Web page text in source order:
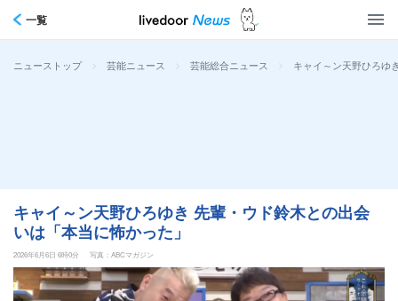
一覧
ニューストップ > 芸能ニュース > 芸能総合ニュース > キャイ～ン天野ひろゆ
キャイ～ン天野ひろゆき 先輩・ウド鈴木との出会
いは「本当に怖かった」
2026年6月6日 6時0分 写真：ABCマガジン